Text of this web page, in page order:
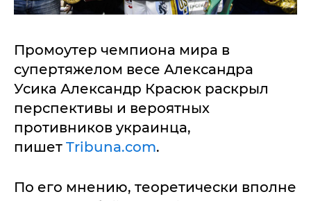
Промоутер чемпиона мира в
супертяжелом весе Александра
Усика Александр Красюк раскрыл
перспективы и вероятных
противников украинца,
пишет Tribuna.com.
По его мнению, теоретически вполне